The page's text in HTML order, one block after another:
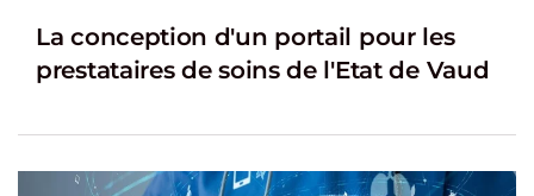
La conception d'un portail pour les
prestataires de soins de l'Etat de Vaud